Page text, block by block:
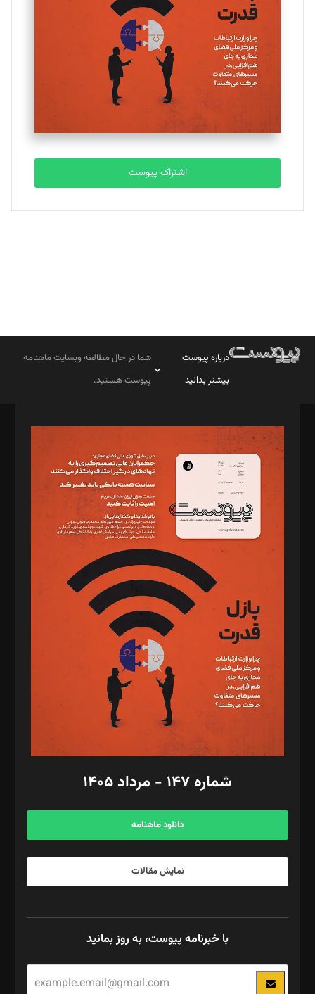
تحریریه
ملینا جعفری
تحریریه
مصطفی مسجدی آرانی
تحریریه
بابک نقاش
تحریریه
اشتراک پیوست
درباره پیوست
بیشتر بدانید
شما در حال مطالعه وبسایت ماهنامه
پیوست هستید.
مدیر مسئول: محمدباقر اثنی‌عشری
سردبیر: مهرک محمودی
دبیر تحریریه: میثم قاسمی
د‌بیر ناداستان: سمانه سمیع
د‌بیر خدمت و تجارت: ابوالفضل رجبی
د‌بیر حقوق فناوری: حسام‌الدین ایپکچی
د‌بیر پیوست جهان: مینا پاکدل
د‌بیر تحریریه آنلاین: بابک نقاش
تحریریه‌: مجتبی محمود‌ی، آرش برهمند، یسنا امان‌پور، سروش کرمیان،
مصطفی مسجدی آرانی، ابوالفضل رجبی، زهرا فکرانه، فائزه فتحی
رستمی،مصطفی باستان
ویرایش: نگار استاد‌‌آقا
طراح یونیفرم: مجید توکلی
فیلمبرداری و عکاسی: امیر شفیعی، مانی لطفی زاده
گرافیک و صفحه‌آرایی: سید‌سبحان‌علی ثابت
مد‌یر توسعه تجاری: کامبیز برید‌
امور مالی: شاپور رهبری، محمد‌ کاظمی‌نیا
آگهی و مشترکین: ۰۹۱۹۹۹۹۰۴۵۴
شماره ۱۴۷ - مرداد ۱۴۰۵
دانلود ماهنامه
نمایش مقالات
با خبرنامه پیوست، به روز بمانید